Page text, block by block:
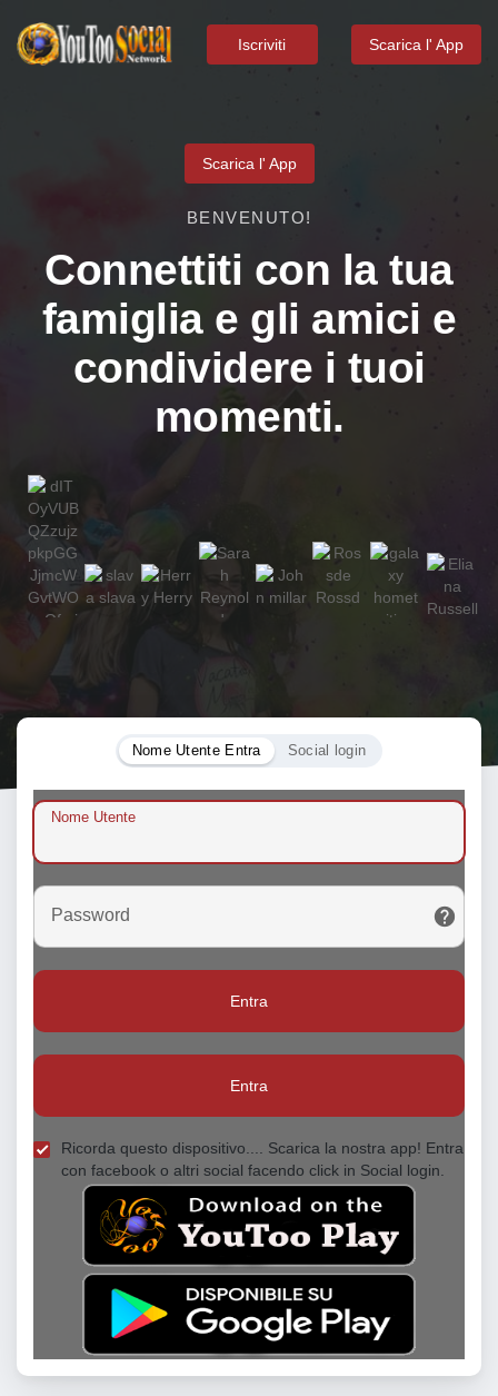
Iscriviti Scarica l' App
Scarica l' App
BENVENUTO!
Connettiti con la tua
famiglia e gli amici e
condividere i tuoi
momenti.
Nome Utente Entra Social login
Nome Utente
Password
Entra
Entra
Ricorda questo dispositivo.... Scarica la nostra app! Entra
con facebook o altri social facendo click in Social login.